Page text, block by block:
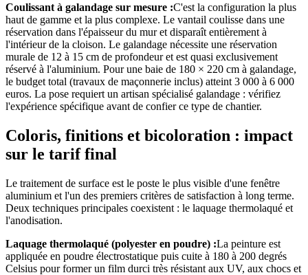
Coulissant à galandage sur mesure :C'est la configuration la plus
haut de gamme et la plus complexe. Le vantail coulisse dans une
réservation dans l'épaisseur du mur et disparaît entièrement à
l'intérieur de la cloison. Le galandage nécessite une réservation
murale de 12 à 15 cm de profondeur et est quasi exclusivement
réservé à l'aluminium. Pour une baie de 180 × 220 cm à galandage,
le budget total (travaux de maçonnerie inclus) atteint 3 000 à 6 000
euros. La pose requiert un artisan spécialisé galandage : vérifiez
l'expérience spécifique avant de confier ce type de chantier.
Coloris, finitions et bicoloration : impact
sur le tarif final
Le traitement de surface est le poste le plus visible d'une fenêtre
aluminium et l'un des premiers critères de satisfaction à long terme.
Deux techniques principales coexistent : le laquage thermolaqué et
l'anodisation.
Laquage thermolaqué (polyester en poudre) :La peinture est
appliquée en poudre électrostatique puis cuite à 180 à 200 degrés
Celsius pour former un film durci très résistant aux UV, aux chocs et